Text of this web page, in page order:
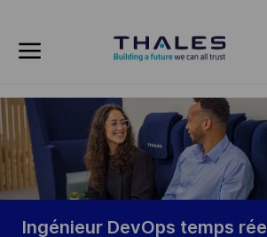
-
Ingénieur DevOps temps